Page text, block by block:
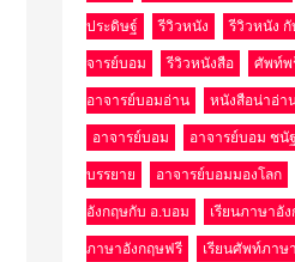
ประดิษฐ์ รีวิวหนัง รีวิวหนัง
จารย์บอม รีวิวหนังสือ ศัพท์พ
อาจารย์บอมอ่าน หนังสือน่าอ่า
อาจารย์บอม อาจารย์บอม ชนั
บรรยาย อาจารย์บอมมองโลก
อังกฤษกับ อ.บอม เรียนภาษาอั
ภาษาอังกฤษฟรี เรียนศัพท์ภาษ